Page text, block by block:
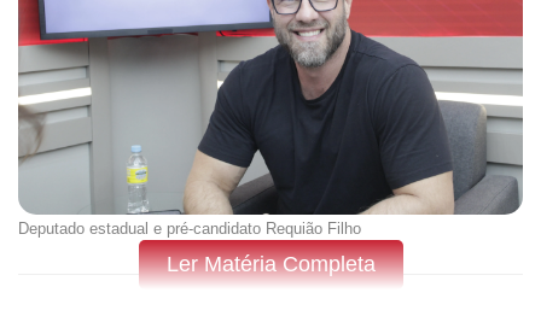
Deputado estadual e pré-candidato Requião Filho
Ler Matéria Completa